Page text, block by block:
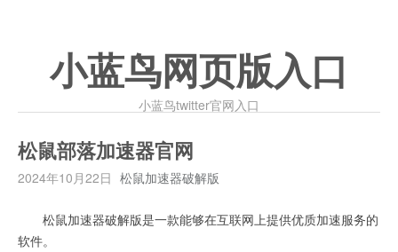
小蓝鸟网页版入口
小蓝鸟twitter官网入口
松鼠部落加速器官网
2024年10月22日 松鼠加速器破解版
松鼠加速器破解版是一款能够在互联网上提供优质加速服务的
软件。